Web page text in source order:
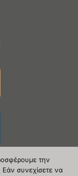
την
Εάν συνεχίσετε να